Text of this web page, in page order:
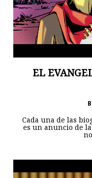
EL
Cada una de las
es un anuncio de